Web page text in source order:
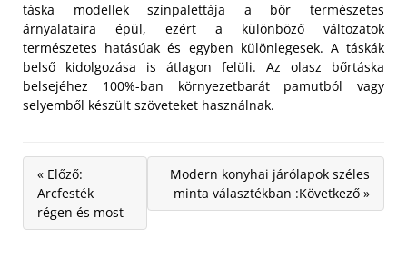
táska modellek színpalettája a bőr természetes
árnyalataira épül, ezért a különböző változatok
természetes hatásúak és egyben különlegesek. A táskák
belső kidolgozása is átlagon felüli. Az olasz bőrtáska
belsejéhez 100%-ban környezetbarát pamutból vagy
selyemből készült szöveteket használnak.
« Előző:
Arcfesték
régen és most
Modern konyhai járólapok széles
minta választékban :Következő »